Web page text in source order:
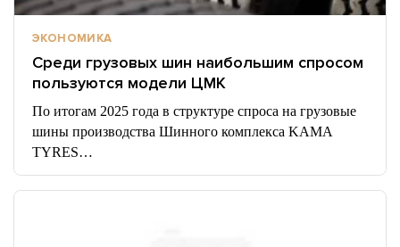
ЭКОНОМИКА
Среди грузовых шин наибольшим спросом
пользуются модели ЦМК
По итогам 2025 года в структуре спроса на грузовые
шины производства Шинного комплекса KAMA
TYRES…